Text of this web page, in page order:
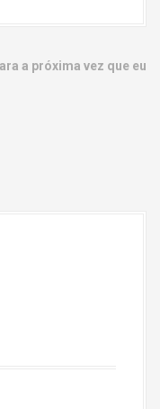
a próxima vez que eu